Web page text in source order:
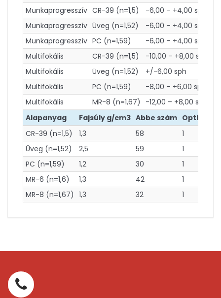
Munkaprogresszív CR-39 (n=1,5)
-6,00 – +4,00 sph
Munkaprogresszív Üveg (n=1,52)
-6,00 – +4,00 sph
Munkaprogresszív PC (n=1,59)
-6,00 – +4,00 sph
Multifokális
CR-39 (n=1,5)
-10,00 – +8,00 sph
Multifokális
Üveg (n=1,52)
+/-6,00 sph
Multifokális
PC (n=1,59)
-8,00 – +6,00 sph
Multifokális
MR-8 (n=1,67)
-12,00 – +8,00 sph
Alapanyag
Fajsúly g/cm3 Abbe szám Optikai
CR-39 (n=1,5)
1,3 58
1
Üveg (n=1,52)
2,5 59
1
PC (n=1,59)
1,2 30
1
MR-6 (n=1,6)
1,3 42
1
MR-8 (n=1,67) 1,3 32 1